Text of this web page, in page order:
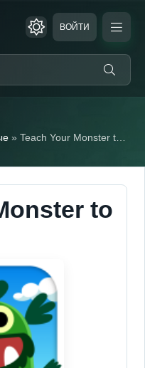
ВОЙТИ
» Teach Your Monster to Read (Полная версия)
to